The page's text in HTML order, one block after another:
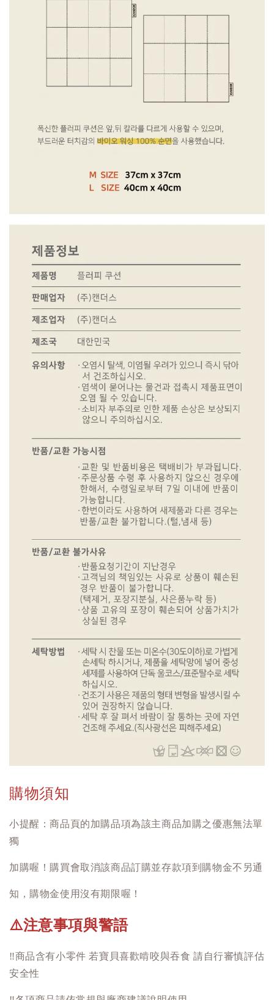
購物須知
小提醒：商品頁的加購品項為該主商品加購之優惠無法單
獨
加購喔！購買會取消該商品訂購並存款項到購物金不另通
知，購物金使用沒有期限喔！
⚠️注意事項與警語
‼️商品含有小零件 若寶貝喜歡啃咬與吞食 請自行審慎評估
安全性